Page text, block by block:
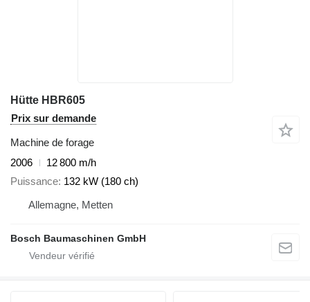
Hütte HBR605
Prix sur demande
Machine de forage
2006
12 800 m/h
Puissance 132 kW (180 ch)
Allemagne, Metten
Bosch Baumaschinen GmbH